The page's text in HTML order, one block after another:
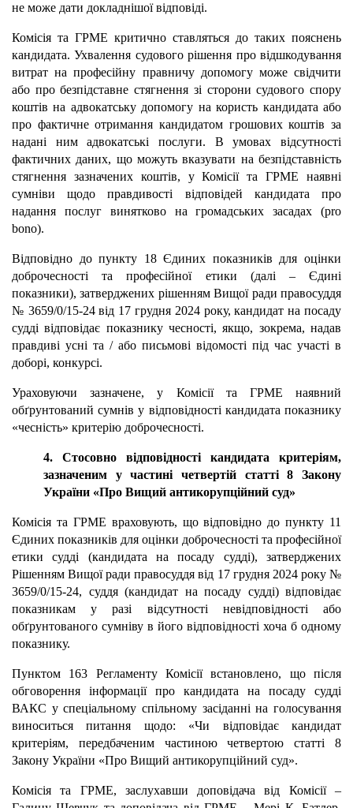
не може дати докладнішої відповіді.
Комісія та ГРМЕ критично ставляться до таких пояснень
кандидата. Ухвалення судового рішення про відшкодування
витрат на професійну правничу допомогу може свідчити
або про безпідставне стягнення зі сторони судового спору
коштів на адвокатську допомогу на користь кандидата або
про фактичне отримання кандидатом грошових коштів за
надані ним адвокатські послуги. В умовах відсутності
фактичних даних, що можуть вказувати на безпідставність
стягнення зазначених коштів, у Комісії та ГРМЕ наявні
сумніви щодо правдивості відповідей кандидата про
надання послуг винятково на громадських засадах (pro
bono).
Відповідно до пункту 18 Єдиних показників для оцінки
доброчесності та професійної етики (далі – Єдині
показники), затверджених рішенням Вищої ради правосуддя
№ 3659/0/15-24 від 17 грудня 2024 року, кандидат на посаду
судді відповідає показнику чесності, якщо, зокрема, надав
правдиві усні та / або письмові відомості під час участі в
доборі, конкурсі.
Ураховуючи зазначене, у Комісії та ГРМЕ наявний
обґрунтований сумнів у відповідності кандидата показнику
«чесність» критерію доброчесності.
4. Стосовно відповідності кандидата критеріям,
зазначеним у частині четвертій статті 8 Закону
України «Про Вищий антикорупційний суд»
Комісія та ГРМЕ враховують, що відповідно до пункту 11
Єдиних показників для оцінки доброчесності та професійної
етики судді (кандидата на посаду судді), затверджених
Рішенням Вищої ради правосуддя від 17 грудня 2024 року №
3659/0/15-24, суддя (кандидат на посаду судді) відповідає
показникам у разі відсутності невідповідності або
обґрунтованого сумніву в його відповідності хоча б одному
показнику.
Пунктом 163 Регламенту Комісії встановлено, що після
обговорення інформації про кандидата на посаду судді
ВАКС у спеціальному спільному засіданні на голосування
виноситься питання щодо: «Чи відповідає кандидат
критеріям, передбаченим частиною четвертою статті 8
Закону України «Про Вищий антикорупційний суд».
Комісія та ГРМЕ, заслухавши доповідача від Комісії –